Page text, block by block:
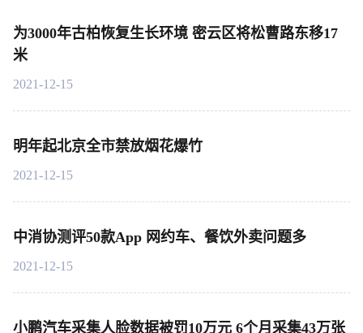
为3000年古柏恢复生长环境 密云区将松曹路东移17
米
2021-12-15
明年起北京全市禁放烟花爆竹
2021-12-15
中消协测评50款App 网约车、餐饮外卖问题多
2021-12-15
小鹏汽车采集人脸数据被罚10万元 6个月采集43万张